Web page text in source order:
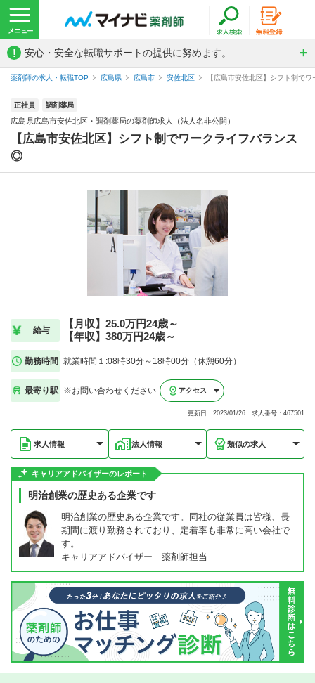
! 安心・安全な転職サポートの提供に努めます。
薬剤師の求人・転職TOP 広島県 広島市 安佐北区 【広島市安佐北区】シフト制で
正社員 調剤薬局
広島県広島市安佐北区・調剤薬局の薬剤師求人（法人名非公開）
【広島市安佐北区】シフト制でワークライフバランス
◎
給与
【月収】25.0万円24歳～
【年収】380万円24歳～
勤務時間 就業時間１:08時30分～18時00分（休憩60分）
最寄り駅 ※お問い合わせください アクセス
更新日：2023/01/26 求人番号：467501
求人情報 法人情報 類似の求人
キャリアアドバイザーのレポート
明治創業の歴史ある企業です
明治創業の歴史ある企業です。同社の従業員は皆様、長
期間に渡り勤務されており、定着率も非常に高い会社で
す。
キャリアアドバイザー 薬剤師担当